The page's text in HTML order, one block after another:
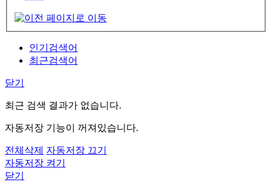
인기검색어
최근검색어
닫기
최근 검색 결과가 없습니다.
자동저장 기능이 꺼져있습니다.
전체삭제 자동저장 끄기
자동저장 켜기
닫기